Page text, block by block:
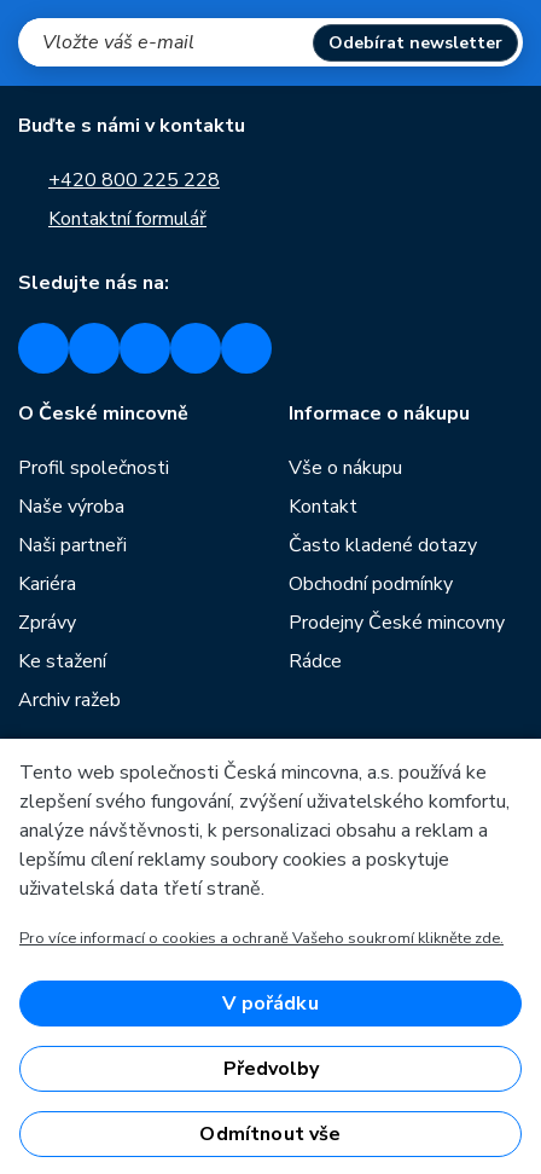
Odebírat newsletter
Buďte s námi v kontaktu
+420 800 225 228
Kontaktní formulář
Sledujte nás na:
O České mincovně
Profil společnosti
Naše výroba
Naši partneři
Kariéra
Zprávy
Ke stažení
Archiv ražeb
Informace o nákupu
Vše o nákupu
Kontakt
Často kladené dotazy
Obchodní podmínky
Prodejny České mincovny
Rádce
Mezi naše partnery patří:
Evropská unie
OP Podnikání a inovace pro konkurenceschopnost
Evropský fond pro regionální rozvoj
Česká mincovna, a.s. © 1993 - 2026
Tento web společnosti Česká mincovna, a.s. používá ke
zlepšení svého fungování, zvýšení uživatelského komfortu,
analýze návštěvnosti, k personalizaci obsahu a reklam a
lepšímu cílení reklamy soubory cookies a poskytuje
uživatelská data třetí straně.
Pro více informací o cookies a ochraně Vašeho soukromí klikněte zde.
V pořádku
Předvolby
Odmítnout vše